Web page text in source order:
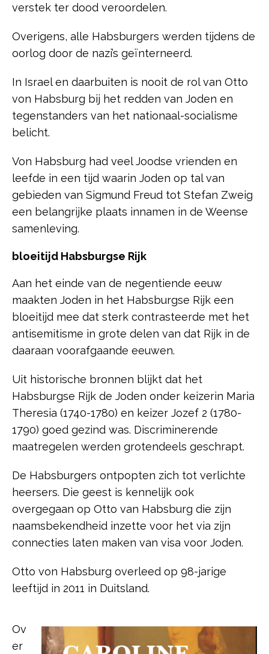
verstek ter dood veroordelen.
Overigens, alle Habsburgers werden tijdens de
oorlog door de nazi’s geïnterneerd.
In Israel en daarbuiten is nooit de rol van Otto
von Habsburg bij het redden van Joden en
tegenstanders van het nationaal-socialisme
belicht.
Von Habsburg had veel Joodse vrienden en
leefde in een tijd waarin Joden op tal van
gebieden van Sigmund Freud tot Stefan Zweig
een belangrijke plaats innamen in de Weense
samenleving.
bloeitijd Habsburgse Rijk
Aan het einde van de negentiende eeuw
maakten Joden in het Habsburgse Rijk een
bloeitijd mee dat sterk contrasteerde met het
antisemitisme in grote delen van dat Rijk in de
daaraan voorafgaande eeuwen.
Uit historische bronnen blijkt dat het
Habsburgse Rijk de Joden onder keizerin Maria
Theresia (1740-1780) en keizer Jozef 2 (1780-
1790) goed gezind was. Discriminerende
maatregelen werden grotendeels geschrapt.
De Habsburgers ontpopten zich tot verlichte
heersers. Die geest is kennelijk ook
overgegaan op Otto van Habsburg die zijn
naamsbekendheid inzette voor het via zijn
connecties laten maken van visa voor Joden.
Otto von Habsburg overleed op 98-jarige
leeftijd in 2011 in Duitsland.
Ov
er